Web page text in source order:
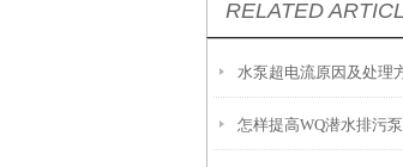
RELATED
水泵超电流原因及处理
怎样提高WQ潜水排污